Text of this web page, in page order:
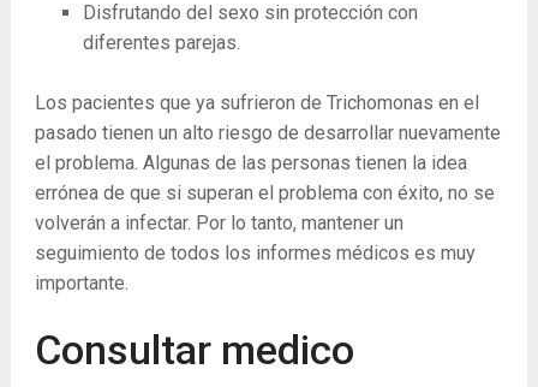
Disfrutando del sexo sin protección con
diferentes parejas.
Los pacientes que ya sufrieron de Trichomonas en el
pasado tienen un alto riesgo de desarrollar nuevamente
el problema. Algunas de las personas tienen la idea
errónea de que si superan el problema con éxito, no se
volverán a infectar. Por lo tanto, mantener un
seguimiento de todos los informes médicos es muy
importante.
Consultar medico